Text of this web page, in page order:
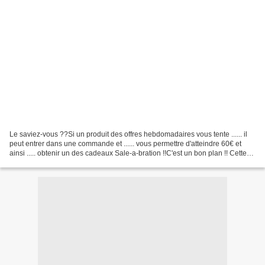
Le saviez-vous ??Si un produit des offres hebdomadaires vous tente ...... il
peut entrer dans une commande et ...... vous permettre d'atteindre 60€ et
ainsi ..... obtenir un des cadeaux Sale-a-bration !!C'est un bon plan !! Cette